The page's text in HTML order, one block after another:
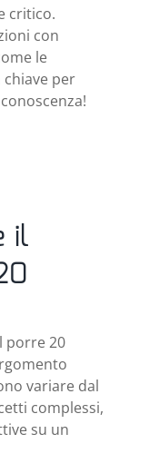
critico.
con
le
per
il
porre 20
variare dal
complessi,
su un